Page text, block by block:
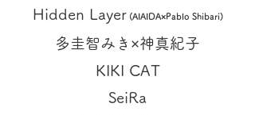
Hidden Layer (AIAIDA×Pablo Shibari)
多圭智みき×神真紀子
KIKI CAT
SeiRa